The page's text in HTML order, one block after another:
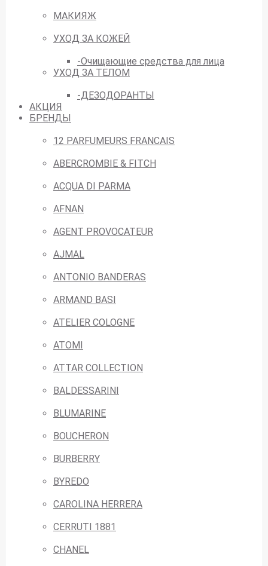
МАКИЯЖ
УХОД ЗА КОЖЕЙ
-Очищающие средства для лица
УХОД ЗА ТЕЛОМ
-ДЕЗОДОРАНТЫ
АКЦИЯ
БРЕНДЫ
12 PARFUMEURS FRANCAIS
ABERCROMBIE & FITCH
ACQUA DI PARMA
AFNAN
AGENT PROVOCATEUR
AJMAL
ANTONIO BANDERAS
ARMAND BASI
ATELIER COLOGNE
ATOMI
ATTAR COLLECTION
BALDESSARINI
BLUMARINE
BOUCHERON
BURBERRY
BYREDO
CAROLINA HERRERA
CERRUTI 1881
CHANEL